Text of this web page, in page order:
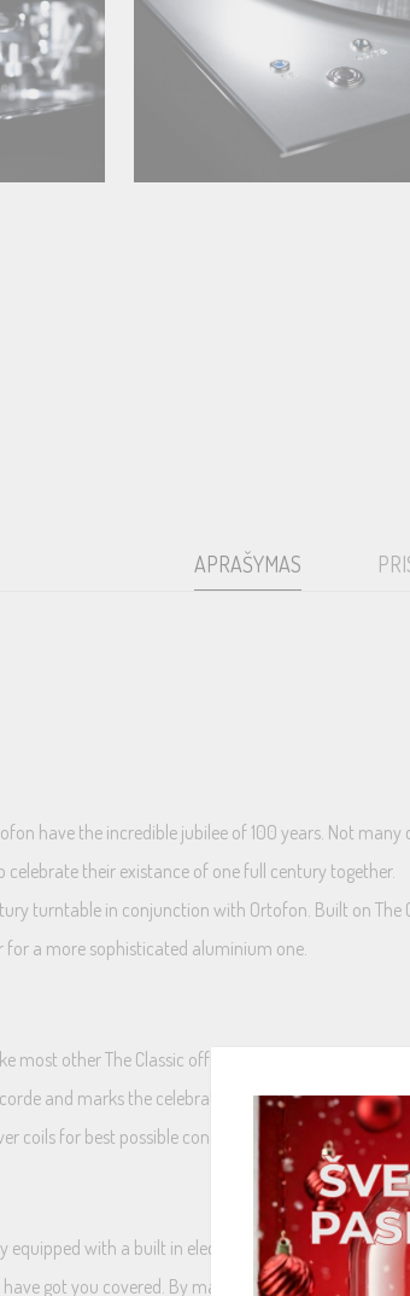
skolinantis
2 990,00 €, kai sutartis sudaroma 24 mėn.
APRAŠYMAS
have the incredible jubilee of 100 years. Not
celebrate their existance of one full century together.
turntable in conjunction with Ortofon. Built on
for a more sophisticated aluminium one.
most other The Classic offsprings, in an elegant
and marks the celebration of Ortofon‘s 100
coils for best possible conductivity. As a result, the
with a built in electronic speed control.
got you covered. By manually placing the drive